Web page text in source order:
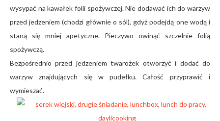
wysypać na kawałek folii spożywczej. Nie dodawać ich do warzyw
przed jedzeniem (chodzi głównie o sól), gdyż podejdą one wodą i
staną się mniej apetyczne. Pieczywo owinąć szczelnie folią
spożywczą.
Bezpośrednio przed jedzeniem twarożek otworzyć i dodać do
warzyw znajdujących się w pudełku. Całość przyprawić i
wymieszać.